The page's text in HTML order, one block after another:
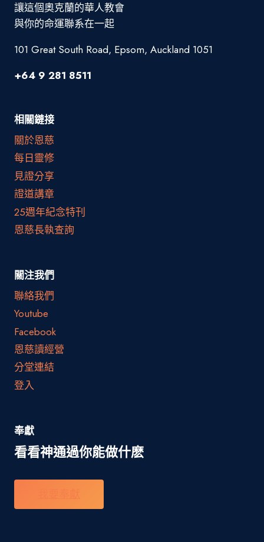
讓這個奧克蘭的華人教會
與你的命運聯系在一起
101 Great South Road, Epsom, Auckland 1051
+64 9 281 8511
相關鏈接
關於恩慈
每日靈修
見證分享
證道講章
25週年紀念特刊
恩慈長執查詢
關注我們
聯絡我們
Youtube
Facebook
恩慈讀經營
分堂連結
登入
奉獻
看看神通過你能做什麽